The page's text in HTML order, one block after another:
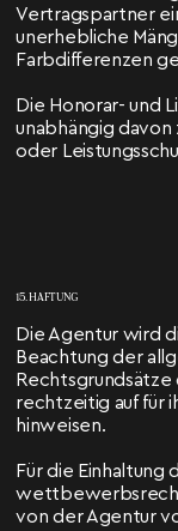
Vertragspartner
unerhebliche
Farbdifferenzen
Die Honorar- und
unabhängig
oder
15. HAFTUNG
Die Agentur wird
Beachtung der
Rechtsgrundsätze
rechtzeitig auf für
hinweisen.
Für die
von der Agentur